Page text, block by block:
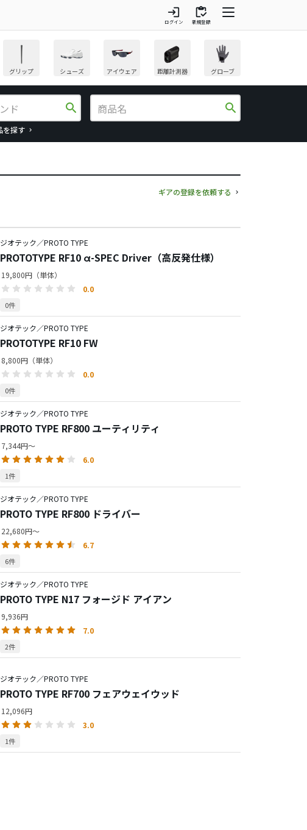
login
ログイン
inventory
新規登録
グリップ シューズ アイウェア 距離計測器 グローブ
search
を探す
search
ギアの登録を依頼する
ジオテック／PROTO TYPE
PROTOTYPE RF10 α-SPEC Driver（高反発仕様）
19,800円（単体）
0.0
0件
ジオテック／PROTO TYPE
PROTOTYPE RF10 FW
8,800円（単体）
0.0
0件
ジオテック／PROTO TYPE
PROTO TYPE RF800 ユーティリティ
7,344円～
6.0
1件
ジオテック／PROTO TYPE
PROTO TYPE RF800 ドライバー
22,680円～
6.7
6件
ジオテック／PROTO TYPE
PROTO TYPE N17 フォージド アイアン
9,936円
7.0
2件
ジオテック／PROTO TYPE
PROTO TYPE RF700 フェアウェイウッド
12,096円
3.0
1件